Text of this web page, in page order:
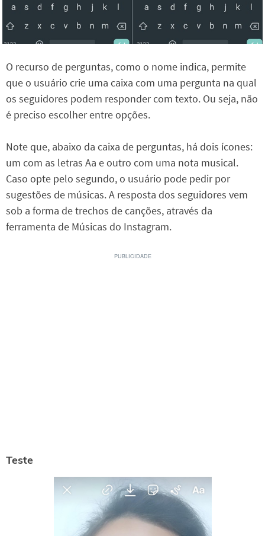
O recurso de perguntas, como o nome indica, permite
que o usuário crie uma caixa com uma pergunta na qual
os seguidores podem responder com texto. Ou seja, não
é preciso escolher entre opções.
Note que, abaixo da caixa de perguntas, há dois ícones:
um com as letras Aa e outro com uma nota musical.
Caso opte pelo segundo, o usuário pode pedir por
sugestões de músicas. A resposta dos seguidores vem
sob a forma de trechos de canções, através da
ferramenta de Músicas do Instagram.
Teste